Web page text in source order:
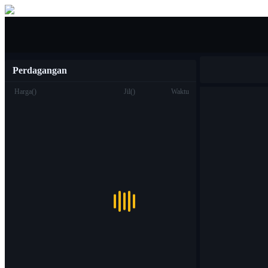
Perdagangan
Harga() Jil () Waktu